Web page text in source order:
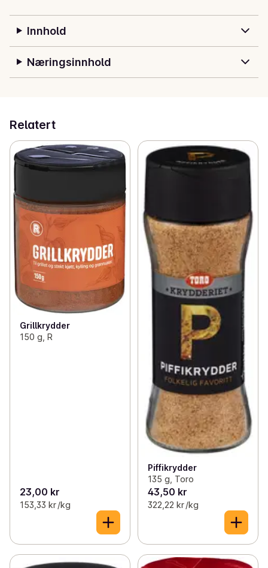
Innhold
Næringsinnhold
Relatert
Grillkrydder
150 g, R
23,00 kr
153,33 kr /kg
Piffikrydder
135 g, Toro
43,50 kr
322,22 kr /kg